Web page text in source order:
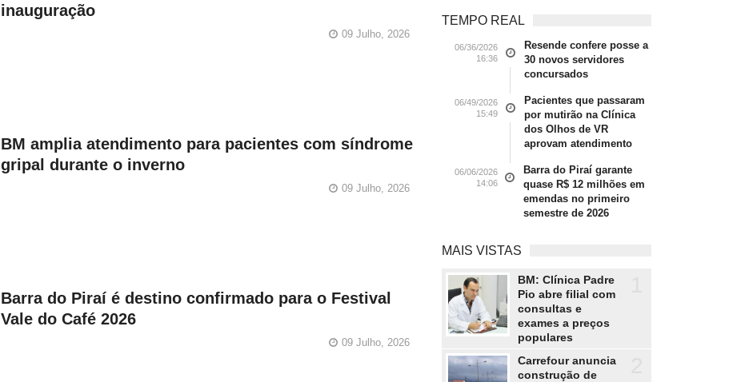
inauguração
09 Julho, 2026
BM amplia atendimento para pacientes com síndrome
gripal durante o inverno
09 Julho, 2026
Barra do Piraí é destino confirmado para o Festival
Vale do Café 2026
09 Julho, 2026
TEMPO REAL
06/36/2026
16:36
Resende confere posse a
30 novos servidores
concursados
06/49/2026
15:49
Pacientes que passaram
por mutirão na Clínica
dos Olhos de VR
aprovam atendimento
06/06/2026
14:06
Barra do Piraí garante
quase R$ 12 milhões em
emendas no primeiro
semestre de 2026
MAIS VISTAS
BM: Clínica Padre
Pio abre filial com
consultas e
exames a preços
populares
Carrefour anuncia
construção de